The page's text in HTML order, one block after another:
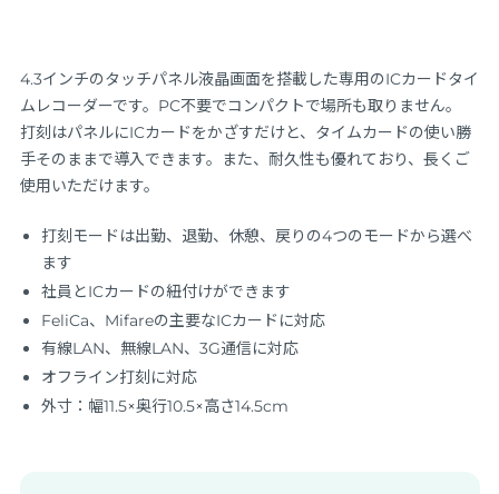
4.3インチのタッチパネル液晶画面を搭載した専用のICカードタイ
ムレコーダーです。PC不要でコンパクトで場所も取りません。
打刻はパネルにICカードをかざすだけと、タイムカードの使い勝
手そのままで導入できます。また、耐久性も優れており、長くご
使用いただけます。
打刻モードは出勤、退勤、休憩、戻りの4つのモードから選べ
ます
社員とICカードの紐付けができます
FeliCa、Mifareの主要なICカードに対応
有線LAN、無線LAN、3G通信に対応
オフライン打刻に対応
外寸：幅11.5×奥行10.5×高さ14.5cm